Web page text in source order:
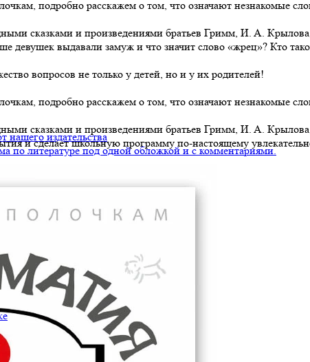
нашего издательства
по литературе под одной обложкой и с комментариями.
подробно расскажем о том, что означают незнакомые
сказками и произведениями братьев Гримм, И. А.
девушек выдавали замуж и что значит слово «жрец»? Кто
вопросов не только у детей, но и у их родителей!
подробно расскажем о том, что означают незнакомые
сказками и произведениями братьев Гримм, И. А.
и сделает школьную программу по-настоящему